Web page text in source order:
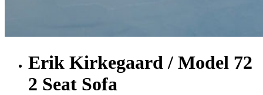
Erik Kirkegaard / Model 72
2 Seat Sofa